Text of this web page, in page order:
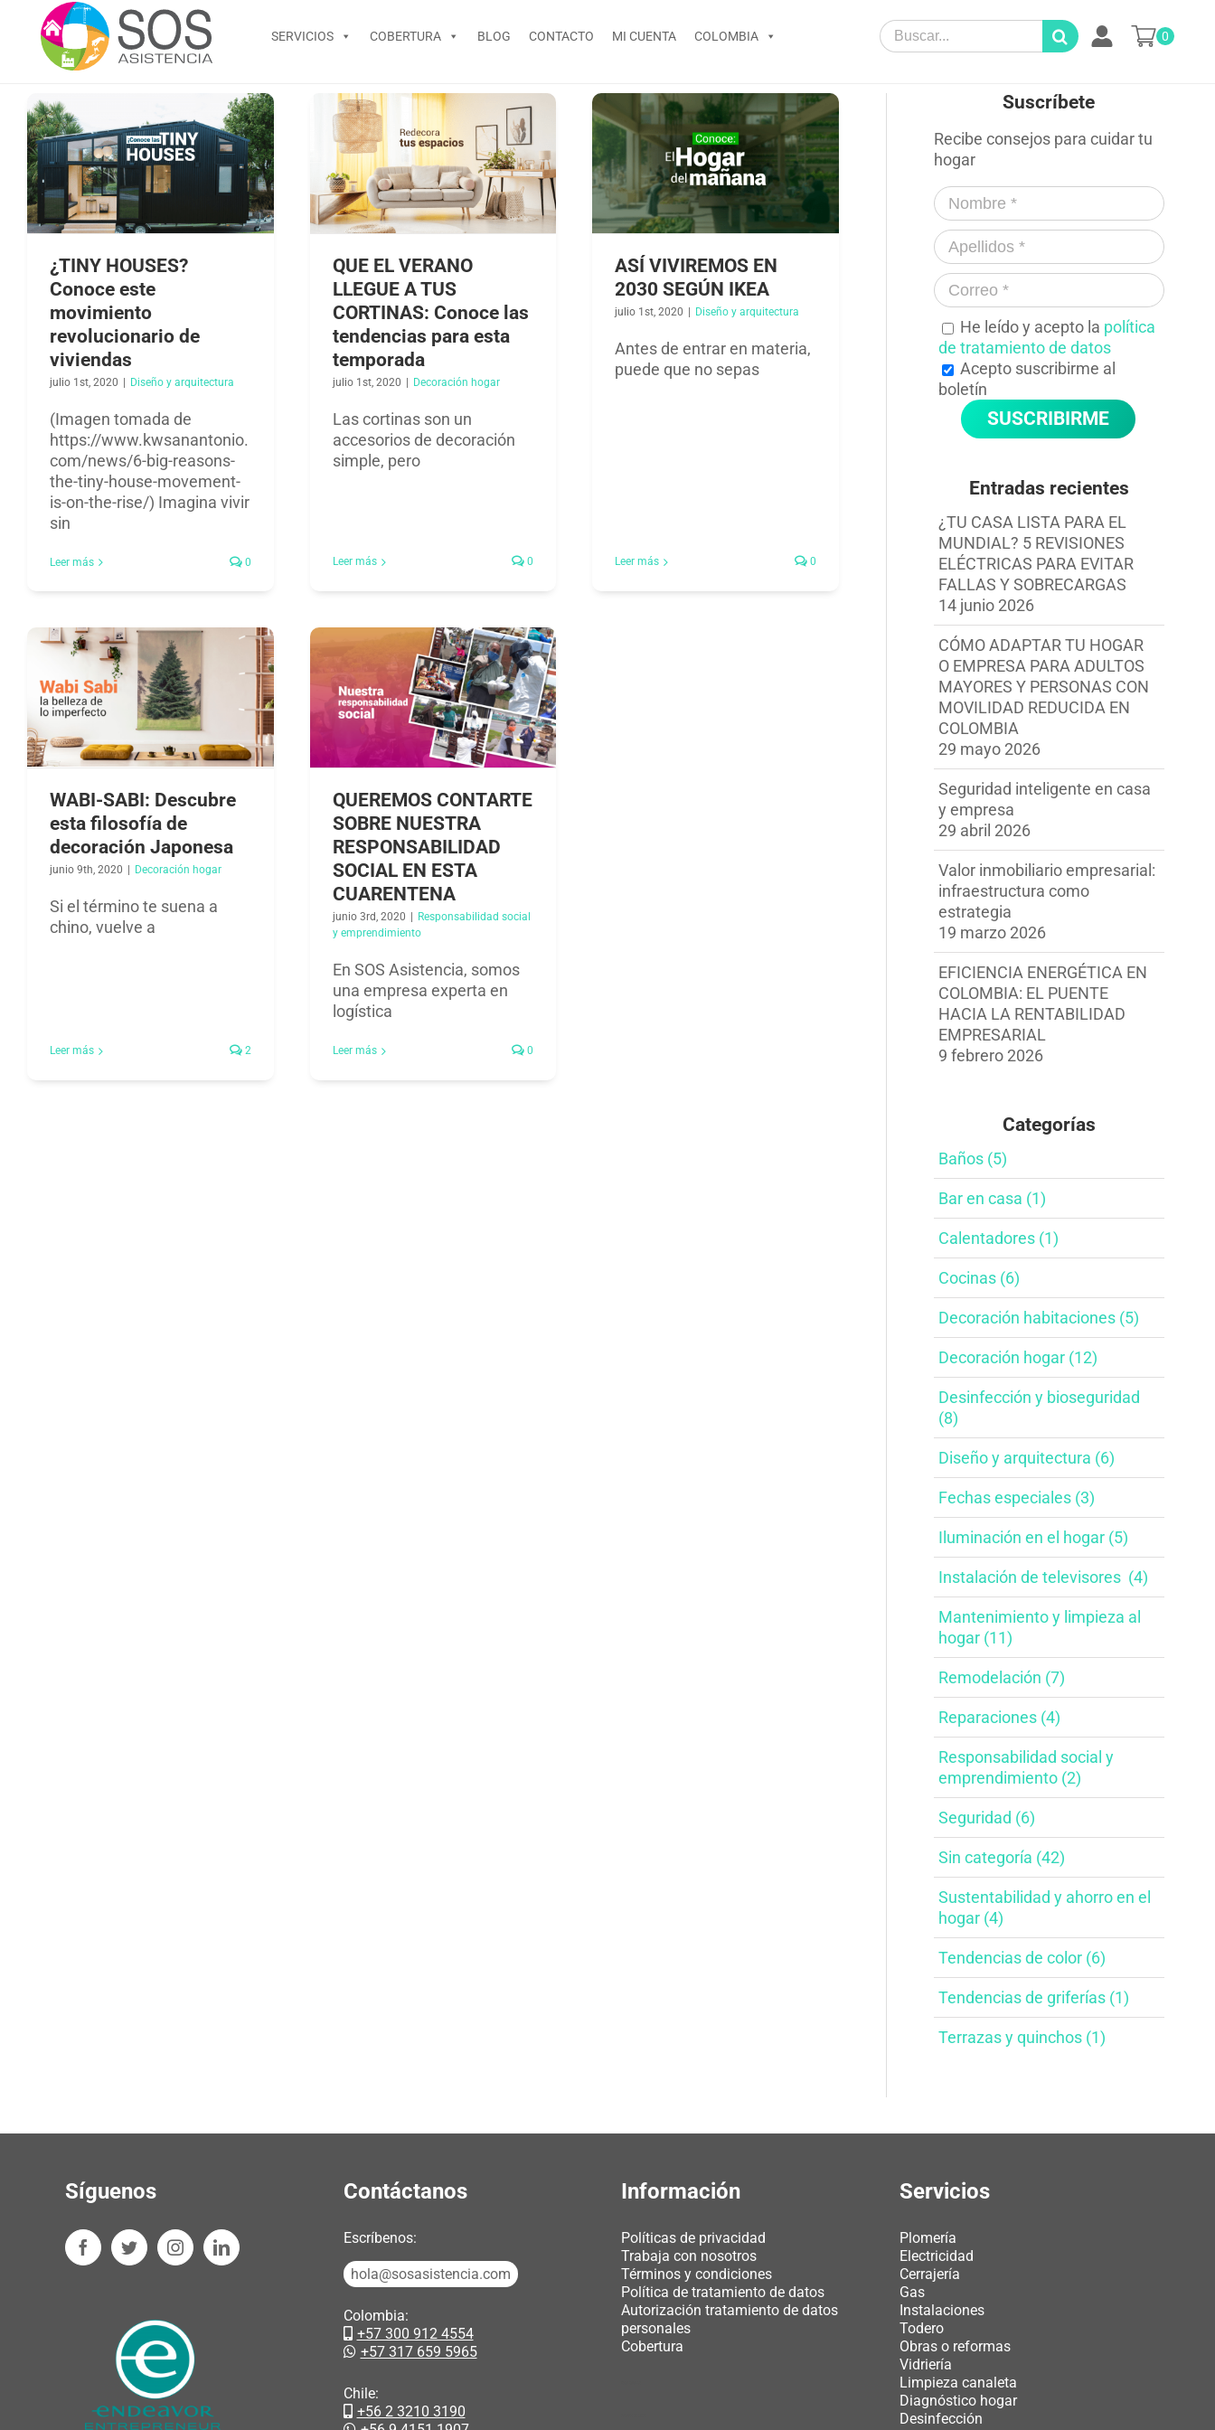
content
SERVICIOS COBERTURA BLOG CONTACTO MI CUENTA COLOMBIA
Search
for:
0
¿TINY HOUSES?
Conoce este
movimiento
revolucionario de
viviendas
julio 1st, 2020 | Diseño y arquitectura​
(Imagen tomada de
https://www.kwsanantonio.
com/news/6-big-reasons-
the-tiny-house-movement-
is-on-the-rise/) Imagina vivir
sin
Leer más 0
QUE EL VERANO
LLEGUE A TUS
CORTINAS: Conoce las
tendencias para esta
temporada
julio 1st, 2020 | Decoración hogar
Las cortinas son un
accesorios de decoración
simple, pero
Leer más 0
ASÍ VIVIREMOS EN
2030 SEGÚN IKEA
julio 1st, 2020 | Diseño y arquitectura​
Antes de entrar en materia,
puede que no sepas
Leer más 0
WABI-SABI: Descubre
esta filosofía de
decoración Japonesa
junio 9th, 2020 Decoración hogar
Si el término te suena a
chino, vuelve a
Leer más 2
QUEREMOS CONTARTE
SOBRE NUESTRA
RESPONSABILIDAD
SOCIAL EN ESTA
CUARENTENA
junio 3rd, 2020
Responsabilidad social
y emprendimiento​
En SOS Asistencia, somos
una empresa experta en
logística
Leer más 0
Suscríbete
Recibe consejos para cuidar tu
hogar
He leído y acepto la política
de tratamiento de datos
Acepto suscribirme al
boletín
Entradas recientes
¿TU CASA LISTA PARA EL
MUNDIAL? 5 REVISIONES
ELÉCTRICAS PARA EVITAR
FALLAS Y SOBRECARGAS
14 junio 2026
CÓMO ADAPTAR TU HOGAR
O EMPRESA PARA ADULTOS
MAYORES Y PERSONAS CON
MOVILIDAD REDUCIDA EN
COLOMBIA
29 mayo 2026
Seguridad inteligente en casa
y empresa
29 abril 2026
Valor inmobiliario empresarial:
infraestructura como
estrategia
19 marzo 2026
EFICIENCIA ENERGÉTICA EN
COLOMBIA: EL PUENTE
HACIA LA RENTABILIDAD
EMPRESARIAL
9 febrero 2026
Categorías
Baños (5)
Bar en casa​ (1)
Calentadores (1)
Cocinas (6)
Decoración habitaciones​ (5)
Decoración hogar (12)
Desinfección y bioseguridad​
(8)
Diseño y arquitectura​ (6)
Fechas especiales​ (3)
Iluminación en el hogar​ (5)
Instalación de televisores​ ​ (4)
Mantenimiento y limpieza al
hogar​ (11)
Remodelación (7)
Reparaciones (4)
Responsabilidad social y
emprendimiento​ (2)
Seguridad (6)
Sin categoría (42)
Sustentabilidad y ahorro en el
hogar​ (4)
Tendencias de color (6)
Tendencias de griferías​ (1)
Terrazas y quinchos (1)
Síguenos Contáctanos
Escríbenos:
hola@sosasistencia.com
Colombia:
+57 300 912 4554
+57 317 659 5965
Chile:
+56 2 3210 3190
Información
Políticas de privacidad
Trabaja con nosotros
Términos y condiciones
Política de tratamiento de datos
Autorización tratamiento de datos
personales
Cobertura
Servicios
Plomería
Electricidad
Cerrajería
Gas
Instalaciones
Todero
Obras o reformas
Vidriería
Limpieza canaleta
Diagnóstico hogar
Desinfección